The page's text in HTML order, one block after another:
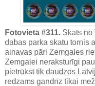
Fotovieta #311. Skats no
dabas parka skatu tornis
ainavas pāri Zemgales
Zemgalei neraksturīgi
pietrūkst tik daudzos
redzams gandrīz tikai